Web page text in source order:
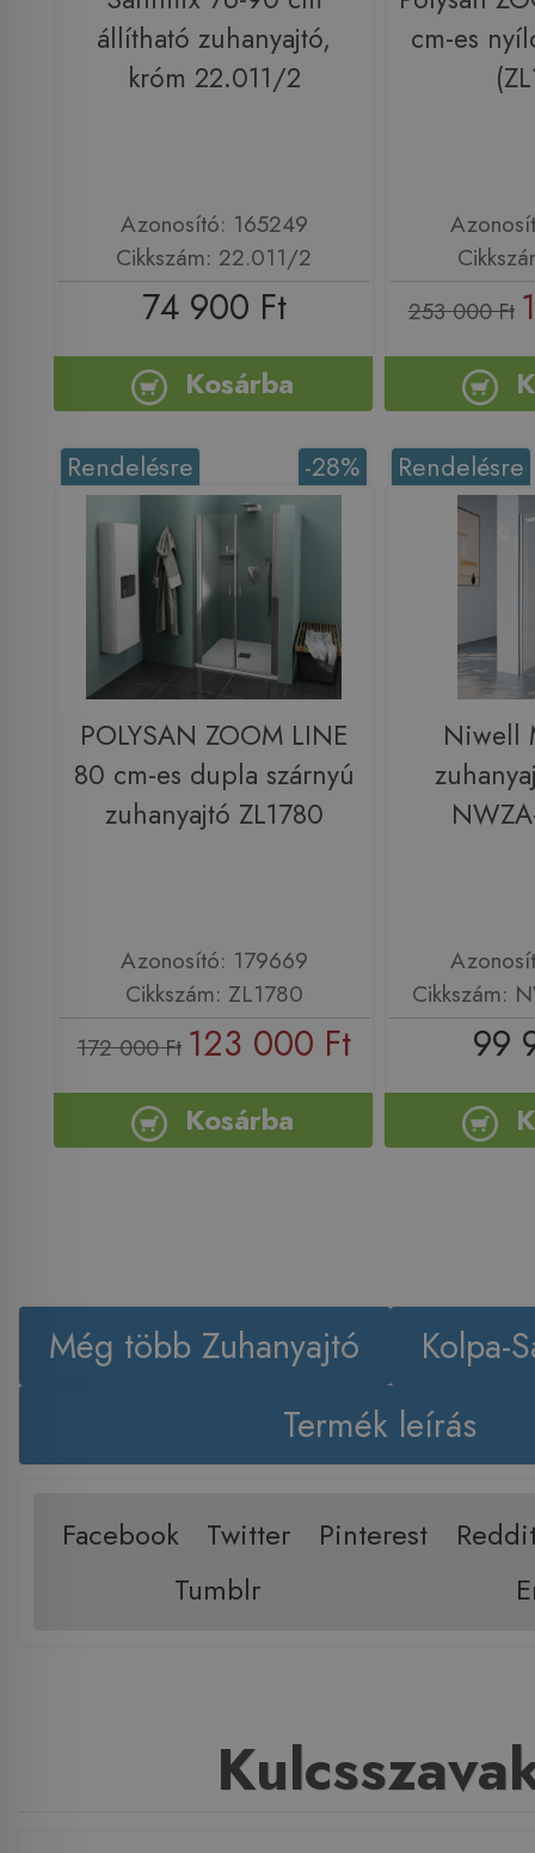
állítható zuhanyajtó,
króm 22.011/2
Azonosító: 165249
Cikkszám: 22.011/2
74 900 Ft
Kosárba
cm-es
253 000 Ft
-28%
Rendelésre
POLYSAN ZOOM LINE
80 cm-es dupla szárnyú
zuhanyajtó ZL1780
Azonosító: 179669
Cikkszám: ZL1780
172 000 Ft 123 000 Ft
Kosárba
Rendelésre
Niwell
Cikkszám:
99
Még több Zuhanyajtó
Kolpa-
Termék leírás
Facebook Twitter Pinterest
Tumblr